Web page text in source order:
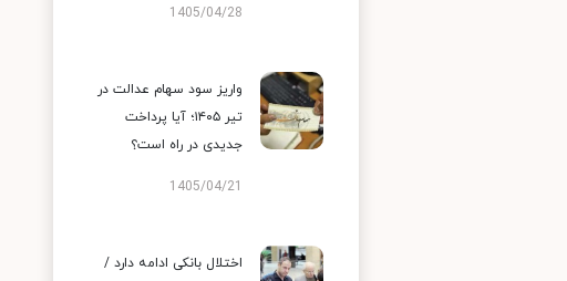
1405/04/28
واریز سود سهام عدالت در
تیر ۱۴۰۵؛ آیا پرداخت
جدیدی در راه است؟
1405/04/21
اختلال بانکی ادامه دارد /